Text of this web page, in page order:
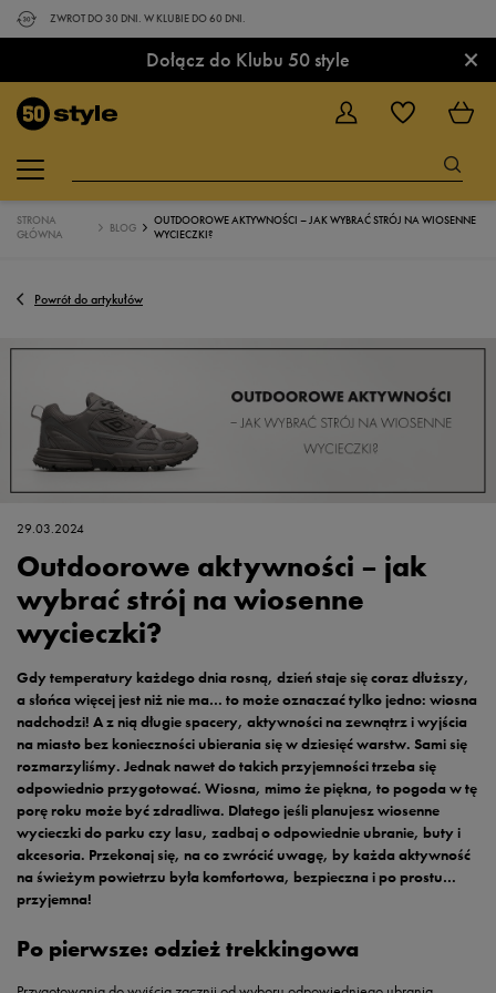
ZWROT DO 30 DNI. W KLUBIE DO 60 DNI.
Dołącz do Klubu 50 style ×
STRONA
GŁÓWNA
BLOG
OUTDOOROWE AKTYWNOŚCI – JAK WYBRAĆ STRÓJ NA WIOSENNE
WYCIECZKI?
Powrót do artykułów
29.03.2024
Outdoorowe aktywności – jak
wybrać strój na wiosenne
wycieczki?
Gdy temperatury każdego dnia rosną, dzień staje się coraz dłuższy,
a słońca więcej jest niż nie ma… to może oznaczać tylko jedno: wiosna
nadchodzi! A z nią długie spacery, aktywności na zewnątrz i wyjścia
na miasto bez konieczności ubierania się w dziesięć warstw. Sami się
rozmarzyliśmy. Jednak nawet do takich przyjemności trzeba się
odpowiednio przygotować. Wiosna, mimo że piękna, to pogoda w tę
porę roku może być zdradliwa. Dlatego jeśli planujesz wiosenne
wycieczki do parku czy lasu, zadbaj o odpowiednie ubranie, buty i
akcesoria. Przekonaj się, na co zwrócić uwagę, by każda aktywność
na świeżym powietrzu była komfortowa, bezpieczna i po prostu…
przyjemna!
Po pierwsze: odzież trekkingowa